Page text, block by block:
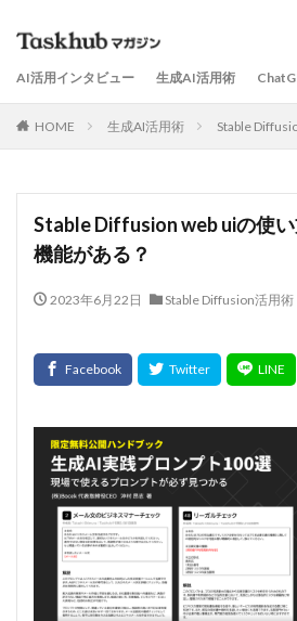
AI活用インタビュー 生成AI活用術
HOME 生成AI活用術 Stable
Stable Diffusion web uiの使
機能がある？
2023年6月22日 Stable Diffusion活用術